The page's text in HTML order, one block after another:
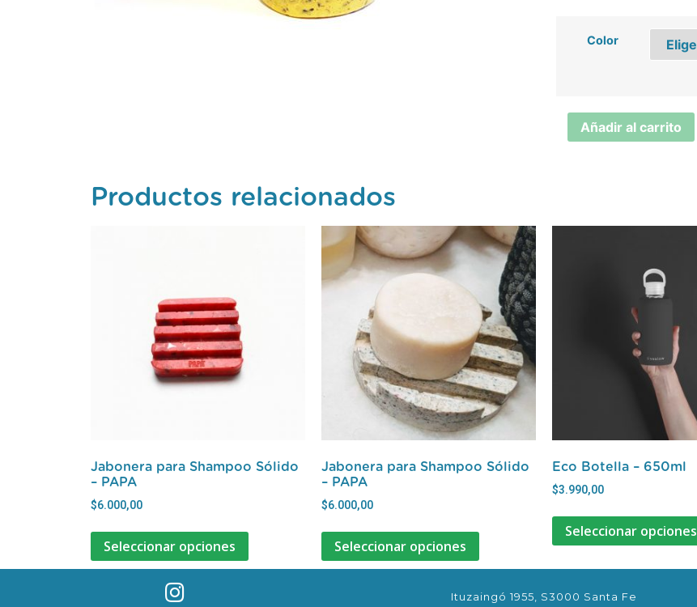
Color
Añadir al carrito
Productos relacionados
Jabonera para Shampoo Sólido
– PAPA
$6.000,00
Seleccionar opciones
Jabonera para Shampoo Sólido
– PAPA
$6.000,00
Seleccionar opciones
Eco Botella – 650ml
$3.990,00
Seleccionar opciones
Ituzaingó 1955, S3000 Santa Fe